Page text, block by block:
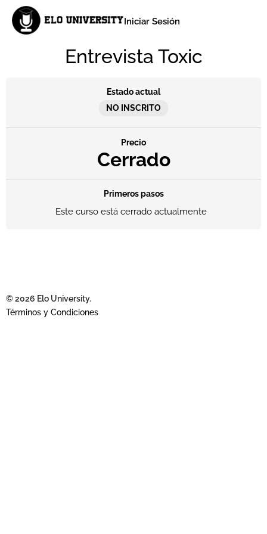
Iniciar Sesión
Entrevista Toxic
Estado actual
NO INSCRITO
Precio
Cerrado
Primeros pasos
Este curso está cerrado actualmente
© 2026 Elo University.
Términos y Condiciones